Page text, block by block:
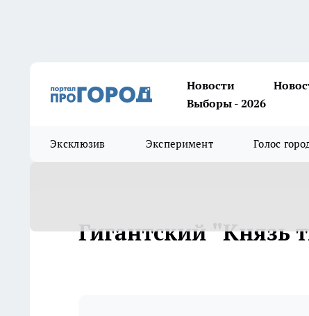
Новости
Выборы - 2026
Эксклюзив Эксперимент Голос
Гигантский "Князь